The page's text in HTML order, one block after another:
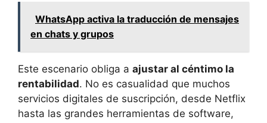
WhatsApp activa la traducción de mensajes
en chats y grupos
Este escenario obliga a ajustar al céntimo la
rentabilidad. No es casualidad que muchos
servicios digitales de suscripción, desde Netflix
hasta las grandes herramientas de software,